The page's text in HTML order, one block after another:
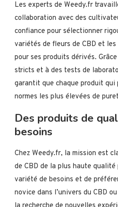
Les experts de Weedy.fr
collaboration avec des
confiance pour sélectionner
variétés de fleurs de CBD et
pour ses produits dérivés.
stricts et à des tests de
garantit que chaque produit qui
normes les plus élevées de
Des produits de
besoins
Chez Weedy.fr, la mission est
de CBD de la plus haute qualité
variété de besoins et de
novice dans l’univers du CBD